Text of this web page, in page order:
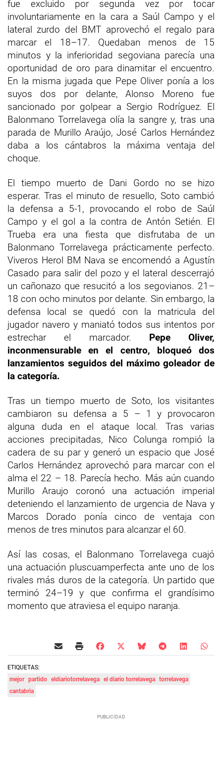
fue excluido por segunda vez por tocar
involuntariamente en la cara a Saúl Campo y el
lateral zurdo del BMT aprovechó el regalo para
marcar el 18–17. Quedaban menos de 15
minutos y la inferioridad segoviana parecía una
oportunidad de oro para dinamitar el encuentro.
En la misma jugada que Pepe Oliver ponía a los
suyos dos por delante, Alonso Moreno fue
sancionado por golpear a Sergio Rodríguez. El
Balonmano Torrelavega olía la sangre y, tras una
parada de Murillo Araújo, José Carlos Hernández
daba a los cántabros la máxima ventaja del
choque.
El tiempo muerto de Dani Gordo no se hizo
esperar. Tras el minuto de resuello, Soto cambió
la defensa a 5-1, provocando el robo de Saúl
Campo y el gol a la contra de Antón Setién. El
Trueba era una fiesta que disfrutaba de un
Balonmano Torrelavega prácticamente perfecto.
Viveros Herol BM Nava se encomendó a Agustín
Casado para salir del pozo y el lateral descerrajó
un cañonazo que resucitó a los segovianos. 21–
18 con ocho minutos por delante. Sin embargo, la
defensa local se quedó con la matricula del
jugador navero y maniató todos sus intentos por
estrechar el marcador. Pepe Oliver,
inconmensurable en el centro, bloqueó dos
lanzamientos seguidos del máximo goleador de
la categoría.
Tras un tiempo muerto de Soto, los visitantes
cambiaron su defensa a 5 – 1 y provocaron
alguna duda en el ataque local. Tras varias
acciones precipitadas, Nico Colunga rompió la
cadera de su par y generó un espacio que José
Carlos Hernández aprovechó para marcar con el
alma el 22 – 18. Parecía hecho. Más aún cuando
Murillo Araujo coronó una actuación imperial
deteniendo el lanzamiento de urgencia de Nava y
Marcos Dorado ponía cinco de ventaja con
menos de tres minutos para alcanzar el 60.
Así las cosas, el Balonmano Torrelavega cuajó
una actuación pluscuamperfecta ante uno de los
rivales más duros de la categoría. Un partido que
terminó 24–19 y que confirma el grandísimo
momento que atraviesa el equipo naranja.
ETIQUETAS:
mejor partido eldiariotorrelavega el diario torrelavega torrelavega
cantabria